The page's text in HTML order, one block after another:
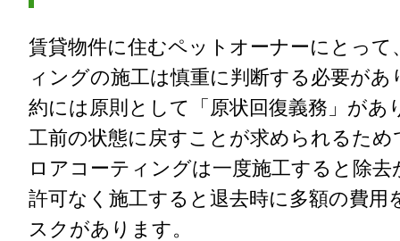
賃貸物件に住むペットオーナーにとって
ィングの施工は慎重に判断する必要があ
約には原則として「原状回復義務」があ
工前の状態に戻すことが求められるた
ロアコーティングは一度施工すると除去
許可なく施工すると退去時に多額の費用
スクがあります。